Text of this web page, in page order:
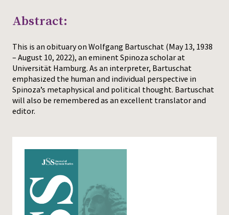
Publications
Media
Press
Abstract:
This is an obituary on Wolfgang Bartuschat (May 13, 1938
– August 10, 2022), an eminent Spinoza scholar at
Universität Hamburg. As an interpreter, Bartuschat
emphasized the human and individual perspective in
Spinoza’s metaphysical and political thought. Bartuschat
will also be remembered as an excellent translator and
editor.